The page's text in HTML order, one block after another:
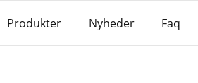
Produkter Nyheder Faq